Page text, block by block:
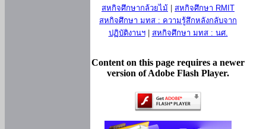
สหกิจศึกษากล้วยไม้
สหกิจศึกษา RMIT
สหกิจศึกษา มทส : ความรู้สึกหลังกลับจาก
ปฏิบัติงานฯ| สหกิจศึกษา มทส : นศ.
Content on this page requires a newer
version of Adobe Flash Player.